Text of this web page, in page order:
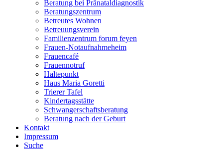
Beratung bei Pränataldiagnostik
Beratungszentrum
Betreutes Wohnen
Betreuungsverein
Familienzentrum forum feyen
Frauen-Notaufnahmeheim
Frauencafé
Frauennotruf
Haltepunkt
Haus Maria Goretti
Trierer Tafel
Kindertagsstätte
Schwangerschaftsberatung
Beratung nach der Geburt
Kontakt
Impressum
Suche